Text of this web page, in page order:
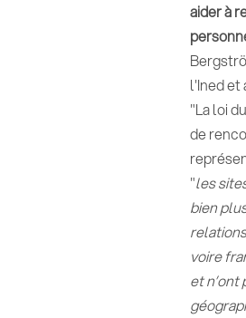
aider à
l'Ined et
"La loi
de
"les
bien
voire
et n’ont